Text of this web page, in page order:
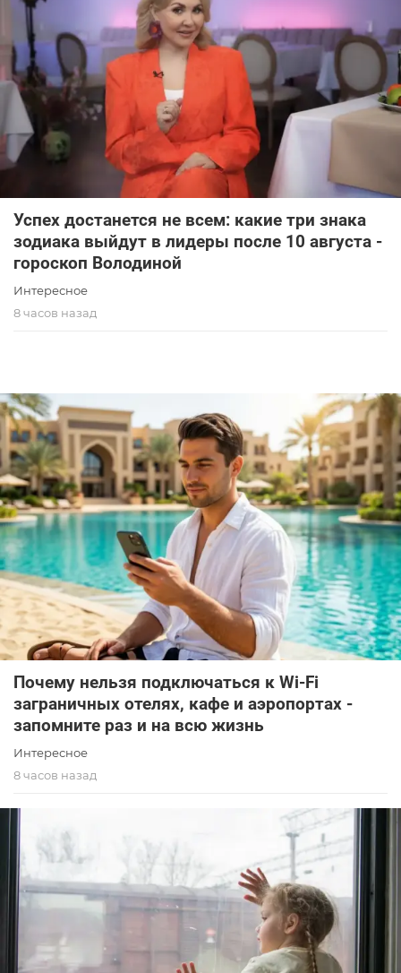
Успех достанется не всем: какие три знака
зодиака выйдут в лидеры после 10 августа -
гороскоп Володиной
Интересное
8 часов назад
Почему нельзя подключаться к Wi-Fi
заграничных отелях, кафе и аэропортах -
запомните раз и на всю жизнь
Интересное
8 часов назад